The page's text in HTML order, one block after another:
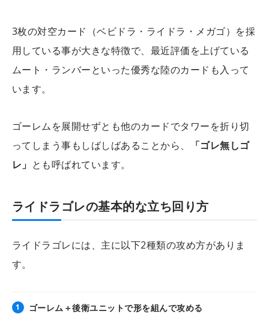
3枚の対空カード（ベビドラ・ライドラ・メガゴ）を採
用している事が大きな特徴で、最近評価を上げている
ムート・ランバーといった優秀な陸のカードも入って
います。
ゴーレムを展開せずとも他のカードでタワーを折り切
ってしまう事もしばしばあることから、
「ゴレ無しゴ
レ」 とも呼ばれています。
ライドラゴレの基本的な立ち回り方
ライドラゴレには、主に以下2種類の攻め方がありま
す。
ゴーレム＋後衛ユニットで形を組んで攻める